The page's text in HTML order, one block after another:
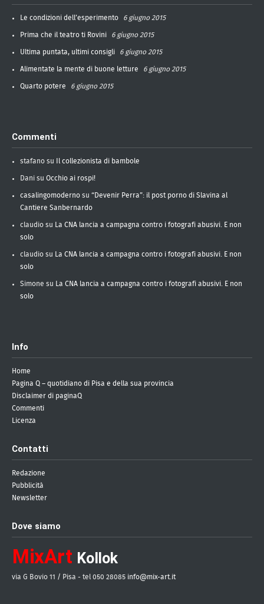
Le condizioni dell’esperimento 6 giugno 2015
Prima che il teatro ti Rovini 6 giugno 2015
Ultima puntata, ultimi consigli 6 giugno 2015
Alimentate la mente di buone letture 6 giugno 2015
Quarto potere 6 giugno 2015
Commenti
stafano su Il collezionista di bambole
Dani su Occhio ai rospi!
casalingomoderno su “Devenir Perra”: il post porno di Slavina al
Cantiere Sanbernardo
claudio su
La CNA lancia a campagna contro i fotografi abusivi. E non
solo
claudio su
La CNA lancia a campagna contro i fotografi abusivi. E non
solo
Simone su
La CNA lancia a campagna contro i fotografi abusivi. E non
solo
Info
Home
Pagina Q – quotidiano di Pisa e della sua provincia
Disclaimer di paginaQ
Commenti
Licenza
Contatti
Redazione
Pubblicità
Newsletter
Dove siamo
MixArt Kollok
via G Bovio 11 / Pisa - tel 050 28085 info@mix-art.it